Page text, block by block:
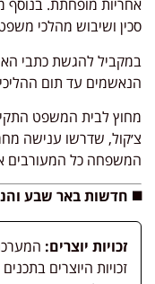
אחריות מופחתת. בנוסף
סכין ושיבוש מהלכי
במקביל להגשת כתבי
הנאשמים עד תום
מחוץ לבית המשפט
צ׳קול, שדרשו ענישה
המשפחה כל המעורבים
◼️ חדשות באר שבע
זכויות יוצרים:
זכויות היוצרים